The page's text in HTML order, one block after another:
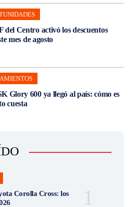
del Centro activó los descuentos
mes de agosto
Glory 600 ya llegó al país: cómo es
cuesta
Corolla Cross: los